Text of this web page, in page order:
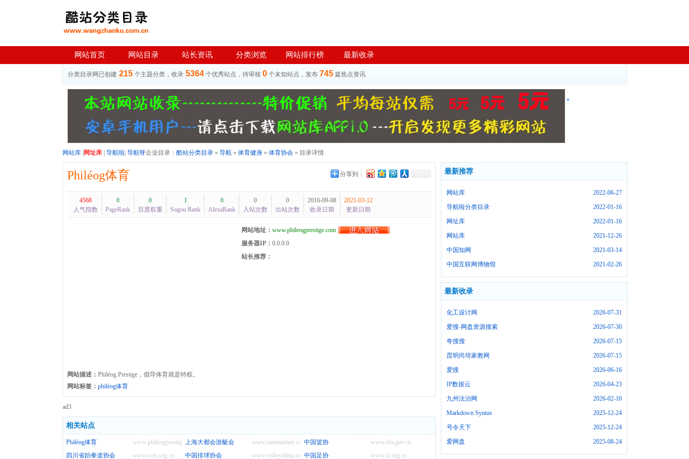
网站首页 网站目录 站长资讯 分类浏览 网站排行榜 最新收录
分类目录网已创建 215 个主题分类，收录 5364 个优秀站点，待审核 0 个未知站点，发布 745 篇焦点资讯
*
网站库 网址库 导航啦 导航呀企业目录： 酷站分类目录 » 导航 » 体育健身 » 体育协会 » 目录详情
分享到：
Philéog体育
4568
人气指数
0
PageRank
0
百度权重
1
Sogou Rank
0
AlexaRank
0
入站次数
0
出站次数
2016-09-08
收录日期
2021-03-12
更新日期
网站地址： www.phileogprestige.com
服务器IP： 0.0.0.0
站长推荐：
网站描述： Philéog Prestige，倡导体育就是特权。
网站标签： philéog体育
ad3
相关站点
www.phileogprestige.com
Philéog体育 www.metmarines.com
上海大都会游艇会 www.cba.gov.cn
中国篮协
www.sctx.org.cn
四川省跆拳道协会 www.volleychina.org
中国排球协会 www.fa.org.cn
中国足协
最新推荐
2022-06-27
网站库
2022-01-16
导航啦分类目录
2022-01-16
网址库
2021-12-26
网站库
2021-03-14
中国知网
2021-02-26
中国互联网博物馆
最新收录
2026-07-31
化工设计网
2026-07-30
爱搜-网盘资源搜索
2026-07-15
夸搜搜
2026-07-15
昆明尚培家教网
2026-06-16
爱搜
2026-04-23
IP数据云
2026-02-10
九州法治网
2025-12-24
Markdown Syntax
2025-12-24
号令天下
2025-08-24
爱网盘